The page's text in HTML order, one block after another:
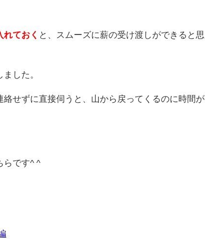
ておく と、スムーズに薪の受け渡しができると思
した。
せずに直接伺うと、山から戻ってくるのに時間が
らです^ ^